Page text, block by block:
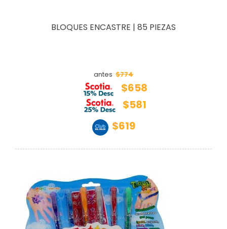
BLOQUES ENCASTRE | 85 PIEZAS
antes $774
$658
$581
$619